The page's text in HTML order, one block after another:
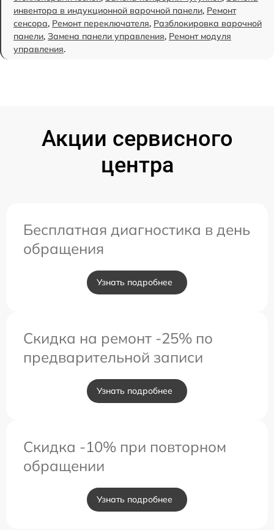
инвентора в индукционной варочной панели, Ремонт
сенсора, Ремонт переключателя, Разблокировка варочной
панели, Замена панели управления, Ремонт модуля
управления.
Акции сервисного
центра
Бесплатная диагностика в день
обращения
Узнать подробнее
Скидка на ремонт -25% по
предварительной записи
Узнать подробнее
Скидка -10% при повторном
обращении
Узнать подробнее